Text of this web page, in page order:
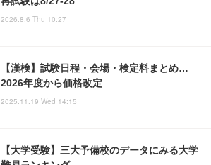
2026.8.6 Thu 10:27
【漢検】試験日程・会場・検定料まとめ…
2026年度から価格改定
2025.11.19 Wed 14:15
【大学受験】三大予備校のデータにみる大学